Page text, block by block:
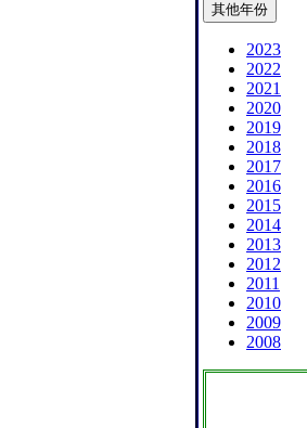
其他年份
2023
2022
2021
2020
2019
2018
2017
2016
2015
2014
2013
2012
2011
2010
2009
2008